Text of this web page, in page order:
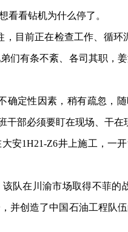
看看钻机为什么停了。
目前正在检查工作、循环
们有条不紊、各司其职，
确定性因素，稍有疏忽，
干部必须要盯在现场、干在
安1H21-Z6井上施工，一
队在川渝市场取得不菲的
并创造了中国石油工程队